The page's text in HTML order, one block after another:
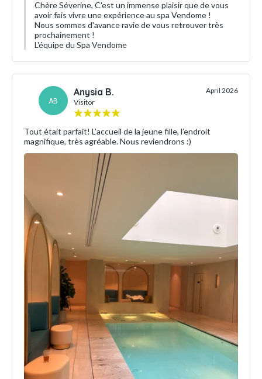
Chère Séverine, C'est un immense plaisir que de vous
avoir fais vivre une expérience au spa Vendome !
Nous sommes d'avance ravie de vous retrouver très
prochainement !
L'équipe du Spa Vendome
AB
Anysia B.
Visitor
April 2026
Tout était parfait! L’accueil de la jeune fille, l’endroit
magnifique, très agréable. Nous reviendrons :)